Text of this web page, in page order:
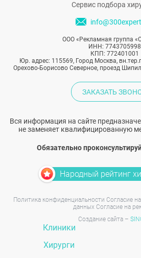
Сервис подбора
ООО «Рекламная группа
ИНН: 7743705998
КПП: 772401001
Юр. адрес: 115569, Город Москва,
Орехово-Борисово Северное, проезд
ЗАКАЗАТЬ
Вся информация на сайте
не заменяет квалифицированную
Обязательно
Народный рейтинг
Политика конфиденциальности Согласие
данных Согласие на
Создание сайта –
Клиники
Хирурги